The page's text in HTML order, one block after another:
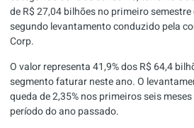
de R$ 27,04 bilhões no primeiro
segundo levantamento conduzido pela
Corp.
O valor representa 41,9% dos R$ 64,4
segmento faturar neste ano. O
queda de 2,35% nos primeiros seis
período do ano passado.